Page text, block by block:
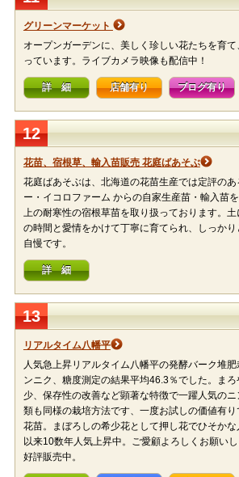
グリーンマーケット
オープンガーデンに、美しく珍しい花たちを育
っています。ライブカメラ映像も配信中！
詳 細 店舗有り ブログ有り
12
花苗、宿根草、輸入苗販売 花庭ばあそぶ
花庭ばあそぶは、北海道の花苗生産では定評の
ー・イコロファーム からの自家生産苗・輸入苗
上の耐寒性の宿根草苗を取り扱っております。土
の時間と愛情をかけて丁寧に育てられ、しっか
自慢です。
詳 細
13
リアルタイム八幡平
人気急上昇リアルタイム八幡平の発酵バーク堆
ンニク、糖度測定の結果平均46.3％でした。ま
少、保存性の改善など顕著な特徴で一躍人気の
類も同様の栽培方法です、一度お試しの価値有
花苗。まぼろしの希少花として押し花でひそか
以来10数年人気上昇中。ご愛顧よろしくお願い
好評販売中。